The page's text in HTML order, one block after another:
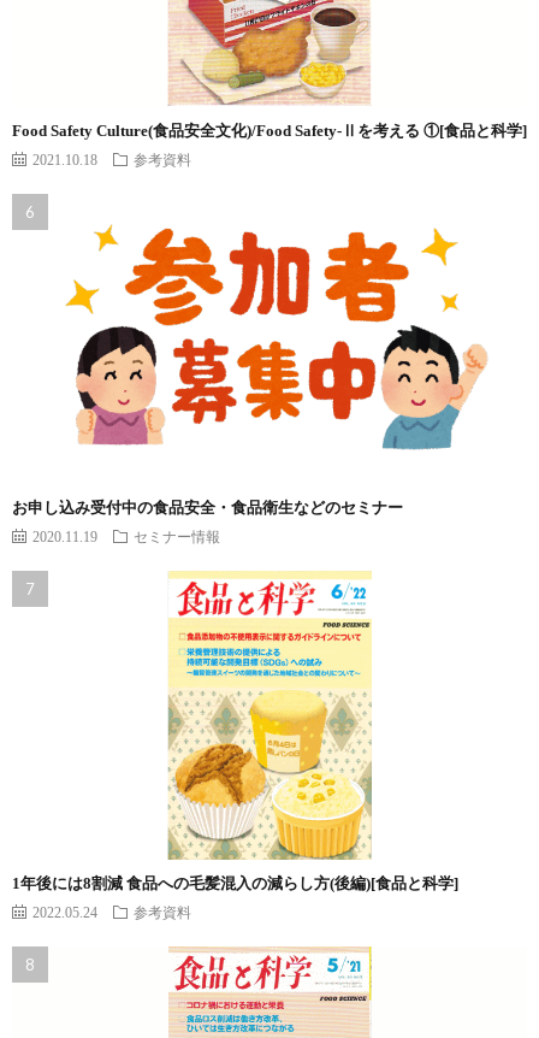
Food Safety Culture(食品安全文化)/Food Safety-Ⅱを考える ①[食品と科学]
2021.10.18 参考資料
お申し込み受付中の食品安全・食品衛生などのセミナー
2020.11.19 セミナー情報
1年後には8割減 食品への毛髪混入の減らし方(後編)[食品と科学]
2022.05.24 参考資料